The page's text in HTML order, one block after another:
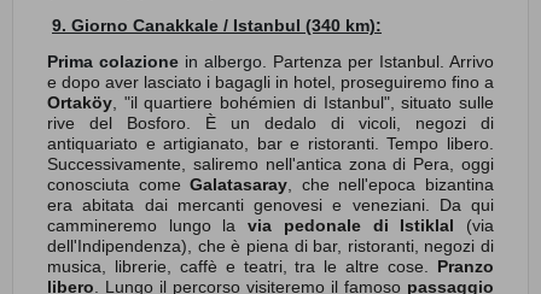
9. Giorno Canakkale / Istanbul (340 km):
Prima colazione in albergo. Partenza per Istanbul. Arrivo
e dopo aver lasciato i bagagli in hotel, proseguiremo fino a
Ortaköy , "il quartiere bohémien di Istanbul", situato sulle
rive del Bosforo. È un dedalo di vicoli, negozi di
antiquariato e artigianato, bar e ristoranti. Tempo libero.
Successivamente, saliremo nell'antica zona di Pera, oggi
conosciuta comeGalatasaray , che nell'epoca bizantina
era abitata dai mercanti genovesi e veneziani. Da qui
cammineremo lungo lavia pedonale di Istiklal (via
dell'Indipendenza), che è piena di bar, ristoranti, negozi di
musica, librerie, caffè e teatri, tra le altre cose. Pranzo
libero . Lungo il percorso visiteremo il famoso passaggio